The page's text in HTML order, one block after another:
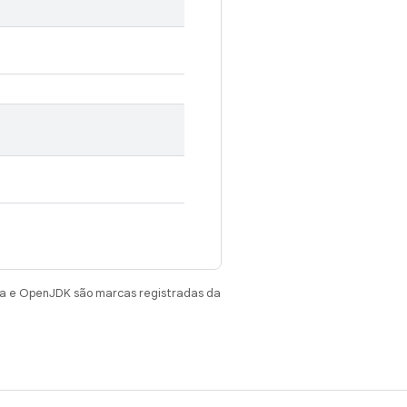
e OpenJDK são marcas registradas da